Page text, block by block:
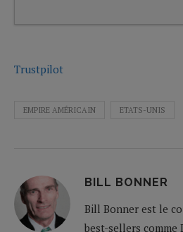
Trustpilot
EMPIRE AMÉRICAIN ETATS-UNIS
BILL BONNER
Bill Bonner est le
best-sellers comme